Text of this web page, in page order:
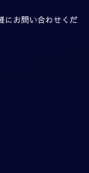
にお問い合わせくだ